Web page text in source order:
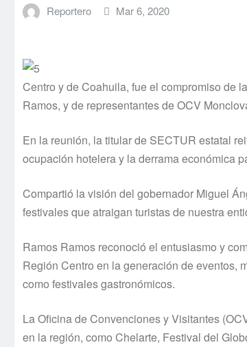
Reportero Mar 6, 2020
Centro y de Coahuila, fue el compromiso de
Ramos, y de representantes de OCV
En la reunión, la titular de SECTUR estatal
ocupación hotelera y la derrama económica
Compartió la visión del gobernador Miguel
festivales que atraigan turistas de nuestra
Ramos Ramos reconoció el entusiasmo y
Región Centro en la generación de eventos,
como festivales gastronómicos.
La Oficina de Convenciones y Visitantes
en la región, como Chelarte, Festival del